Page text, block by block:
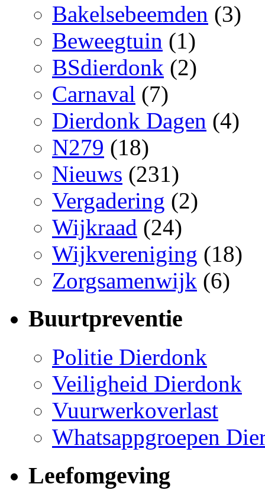
Bakelsebeemden (3)
Beweegtuin (1)
BSdierdonk (2)
Carnaval (7)
Dierdonk Dagen (4)
N279 (18)
Nieuws (231)
Vergadering (2)
Wijkraad (24)
Wijkvereniging (18)
Zorgsamenwijk (6)
Buurtpreventie
Politie Dierdonk
Veiligheid Dierdonk
Vuurwerkoverlast
Whatsappgroepen
Leefomgeving